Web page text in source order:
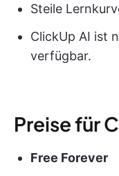
Steile
ClickUp AI ist
verfügbar.
Preise für
Free Forever